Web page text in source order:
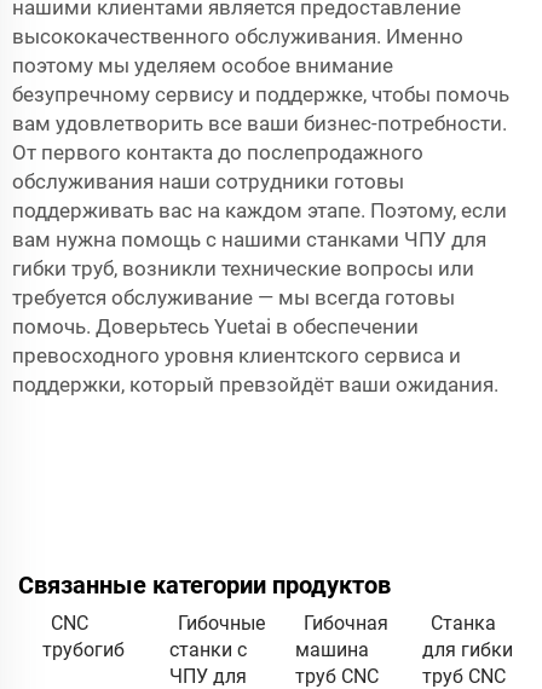
нашими клиентами является предоставление
высококачественного обслуживания. Именно
поэтому мы уделяем особое внимание
безупречному сервису и поддержке, чтобы помочь
вам удовлетворить все ваши бизнес-потребности.
От первого контакта до послепродажного
обслуживания наши сотрудники готовы
поддерживать вас на каждом этапе. Поэтому, если
вам нужна помощь с нашими станками ЧПУ для
гибки труб, возникли технические вопросы или
требуется обслуживание — мы всегда готовы
помочь. Доверьтесь Yuetai в обеспечении
превосходного уровня клиентского сервиса и
поддержки, который превзойдёт ваши ожидания.
Связанные категории продуктов
CNC
трубогиб
Гибочные
станки с
ЧПУ для
Гибочная
машина
труб CNC
Станка
для гибки
труб CNC